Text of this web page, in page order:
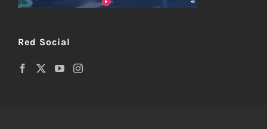
Red Social